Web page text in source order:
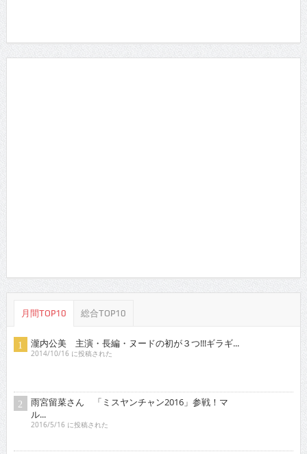
瀧内公美 主演・長編・ヌードの初が３つ!!!ギラギ...
雨宮留菜さん 「ミスヤンチャン2016」参戦！マ
ル...
真琴 セクシーDVDをリリースした元ひきこもり女
子...
2013/4/16 に投稿された